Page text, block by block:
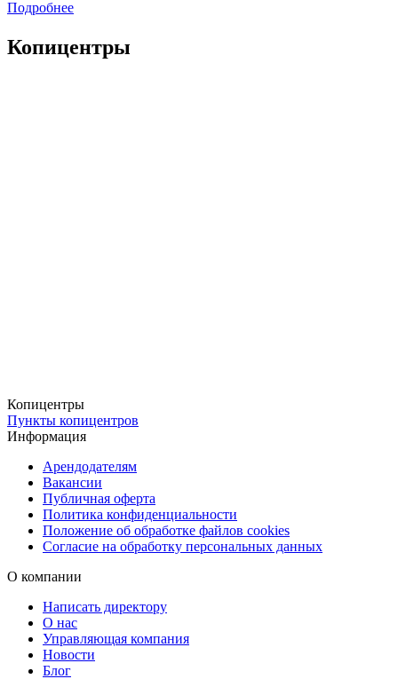
Подробнее
Копицентры
Копицентры
Пункты копицентров
Информация
Арендодателям
Вакансии
Публичная оферта
Политика конфиденциальности
Положение об обработке файлов cookies
Согласие на обработку персональных данных
О компании
Написать директору
О нас
Управляющая компания
Новости
Блог